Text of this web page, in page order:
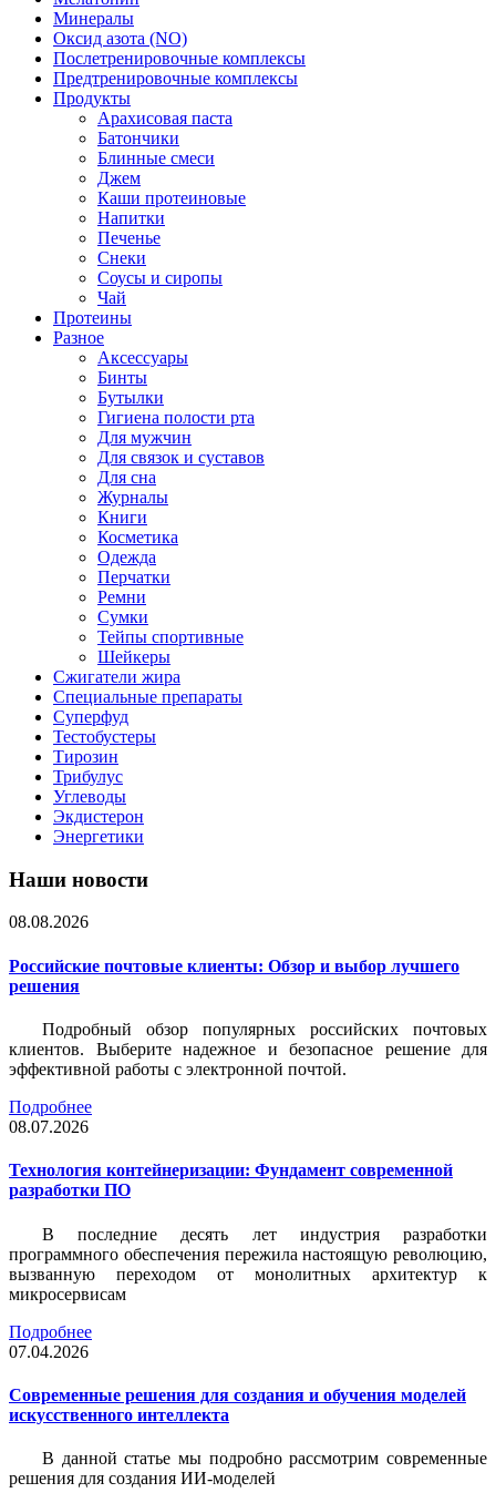
Минералы
Оксид азота (NO)
Послетренировочные комплексы
Предтренировочные комплексы
Продукты
Арахисовая паста
Батончики
Блинные смеси
Джем
Каши протеиновые
Напитки
Печенье
Снеки
Соусы и сиропы
Чай
Протеины
Разное
Аксессуары
Бинты
Бутылки
Гигиена полости рта
Для мужчин
Для связок и суставов
Для сна
Журналы
Книги
Косметика
Одежда
Перчатки
Ремни
Сумки
Тейпы спортивные
Шейкеры
Сжигатели жира
Специальные препараты
Суперфуд
Тестобустеры
Тирозин
Трибулус
Углеводы
Экдистерон
Энергетики
Наши новости
08.08.2026
Российские почтовые клиенты: Обзор и выбор лучшего
решения
Подробный обзор популярных российских почтовых
клиентов. Выберите надежное и безопасное решение для
эффективной работы с электронной почтой.
Подробнее
08.07.2026
Технология контейнеризации: Фундамент современной
разработки ПО
В последние десять лет индустрия разработки
программного обеспечения пережила настоящую революцию,
вызванную переходом от монолитных архитектур к
микросервисам
Подробнее
07.04.2026
Современные решения для создания и обучения моделей
искусственного интеллекта
В данной статье мы подробно рассмотрим современные
решения для создания ИИ-моделей